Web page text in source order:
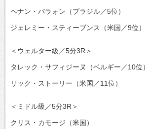
ヘナン・バラォン（ブラジル／5位）
ジェレミー・スティーブンス（米国／9位）
＜ウェルター級／5分3R＞
タレック・サフィジーヌ（ベルギー／10位）
リック・ストーリー（米国／11位）
＜ミドル級／5分3R＞
クリス・カモージ（米国）